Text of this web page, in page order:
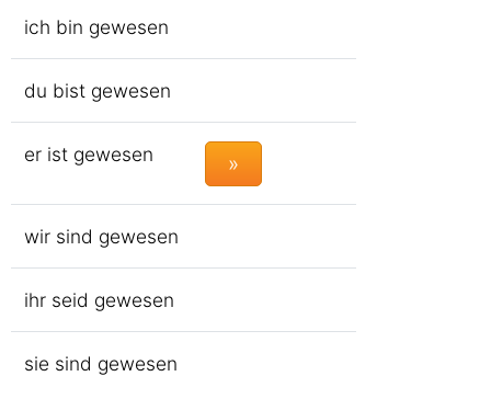
ich bin gewesen
du bist gewesen
er ist gewesen »
wir sind gewesen
ihr seid gewesen
sie sind gewesen